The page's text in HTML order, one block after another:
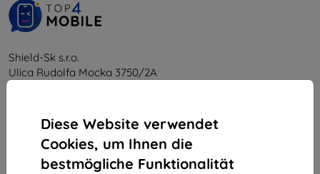
Diese Website verwendet
Cookies, um Ihnen die
bestmögliche Funktionalität
Shield-Sk s.r.o.
Ulica Rudolfa Mocka 3750/2A
USt-IdNr.:SK2023549671